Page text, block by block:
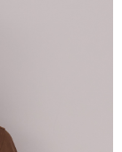
lulus
membuat
lewat sebanyak
dikehendaki
yang sah